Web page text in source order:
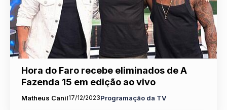
Hora do Faro recebe eliminados de A
Fazenda 15 em edição ao vivo
Matheus Canil17/12/2023Programação da TV